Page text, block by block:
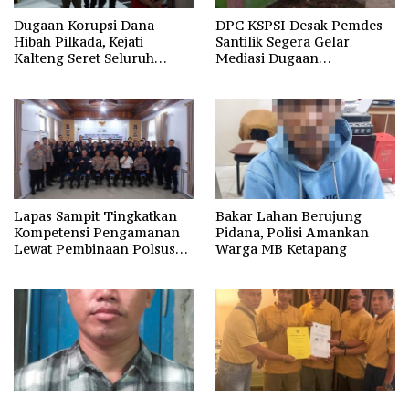
Dugaan Korupsi Dana
Hibah Pilkada, Kejati
Kalteng Seret Seluruh
DPC KSPSI Desak Pemdes
Santilik Segera Gelar
Mediasi Dugaan
Lapas Sampit Tingkatkan
Kompetensi Pengamanan
Lewat Pembinaan Polsus
Bakar Lahan Berujung
Pidana, Polisi Amankan
Warga MB Ketapang